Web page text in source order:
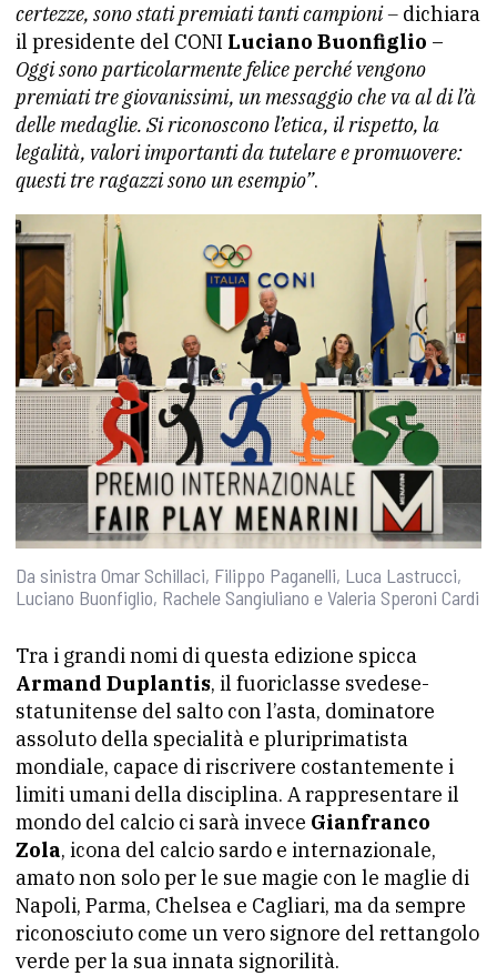
certezze, sono stati premiati tanti campioni – dichiara
il presidente del CONI Luciano Buonfiglio –
Oggi sono particolarmente felice perché vengono
premiati tre giovanissimi, un messaggio che va al di l’à
delle medaglie. Si riconoscono l’etica, il rispetto, la
legalità, valori importanti da tutelare e promuovere:
questi tre ragazzi sono un esempio”.
Da sinistra Omar Schillaci, Filippo Paganelli, Luca Lastrucci,
Luciano Buonfiglio, Rachele Sangiuliano e Valeria Speroni Cardi
Tra i grandi nomi di questa edizione spicca
Armand Duplantis, il fuoriclasse svedese-
statunitense del salto con l’asta, dominatore
assoluto della specialità e pluriprimatista
mondiale, capace di riscrivere costantemente i
limiti umani della disciplina. A rappresentare il
mondo del calcio ci sarà invece Gianfranco
Zola, icona del calcio sardo e internazionale,
amato non solo per le sue magie con le maglie di
Napoli, Parma, Chelsea e Cagliari, ma da sempre
riconosciuto come un vero signore del rettangolo
verde per la sua innata signorilità.